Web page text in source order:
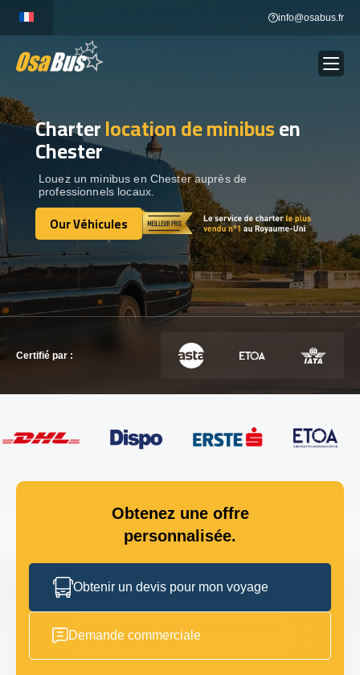
content
info@osabus.fr
LOCATION DE BUS Show dropdown
DESTINATIONS
OUR VÉHICULES
CONTACTEZ-NOUS
CONTACTEZ-NOUS
Charterlocation de minibusen
Chester
Louez un minibus en Chester auprès de
professionnels locaux.
Our Véhicules
Our Véhicules
Certifié par :
Obtenez une offre
personnalisée.
Obtenir un devis pour mon voyage
Demande commerciale